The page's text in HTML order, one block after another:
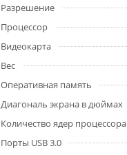
Разрешение
Процессор
Видеокарта
Вес
Оперативная память
Диагональ экрана в дюймах
Количество ядер процессора
Порты USB 3.0